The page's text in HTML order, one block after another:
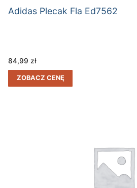
Adidas Plecak Fla Ed7562
84,99 zł
ZOBACZ CENĘ